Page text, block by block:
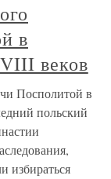
в
веков
Посполитой в
польский
избираться